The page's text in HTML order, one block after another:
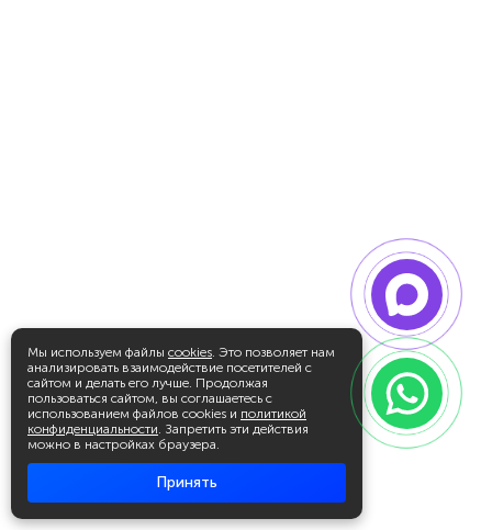
Мы используем файлы cookies. Это позволяет нам
анализировать взаимодействие посетителей с
сайтом и делать его лучше. Продолжая
пользоваться сайтом, вы соглашаетесь с
использованием файлов cookies и политикой
конфиденциальности. Запретить эти действия
можно в настройках браузера.
Принять